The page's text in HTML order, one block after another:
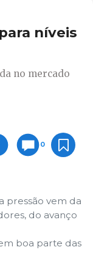
níveis
no mercado
0
pressão vem da
do avanço
boa parte das